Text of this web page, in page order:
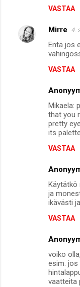
VASTAA
Mirre 4.
Entä jos
VASTAA
Mikaela:
that you
pretty
its
VASTAA
Käytätkö
ja
ikävästi
VASTAA
voiko
esim.
vaatteita